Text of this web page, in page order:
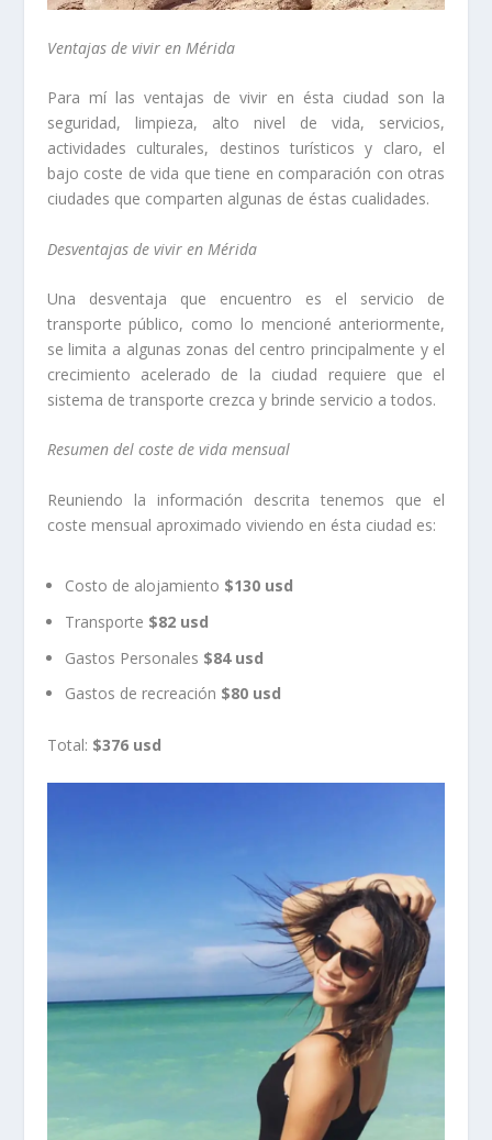
Ventajas de vivir en Mérida
Para mí las ventajas de vivir en ésta ciudad son la
seguridad, limpieza, alto nivel de vida, servicios,
actividades culturales, destinos turísticos y claro, el
bajo coste de vida que tiene en comparación con otras
ciudades que comparten algunas de éstas cualidades.
Desventajas de vivir en Mérida
Una desventaja que encuentro es el servicio de
transporte público, como lo mencioné anteriormente,
se limita a algunas zonas del centro principalmente y el
crecimiento acelerado de la ciudad requiere que el
sistema de transporte crezca y brinde servicio a todos.
Resumen del coste de vida mensual
Reuniendo la información descrita tenemos que el
coste mensual aproximado viviendo en ésta ciudad es:
Costo de alojamiento $130 usd
Transporte $82 usd
Gastos Personales $84 usd
Gastos de recreación $80 usd
Total: $376 usd